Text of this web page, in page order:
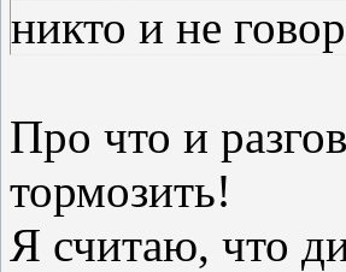
никто и не
Про что и
тормозить!
Я считаю, что